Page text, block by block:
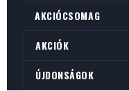
AKCIÓCSOMAG
AKCIÓK
ÚJDONSÁGOK